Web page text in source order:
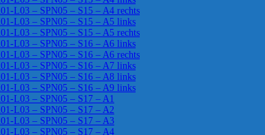
L03 – SPN05 – S15 – A4 rechts
L03 – SPN05 – S15 – A5 links
L03 – SPN05 – S15 – A5 rechts
L03 – SPN05 – S16 – A6 links
L03 – SPN05 – S16 – A6 rechts
L03 – SPN05 – S16 – A7 links
L03 – SPN05 – S16 – A8 links
L03 – SPN05 – S16 – A9 links
L03 – SPN05 – S17 – A1
L03 – SPN05 – S17 – A2
L03 – SPN05 – S17 – A3
L03 – SPN05 – S17 – A4